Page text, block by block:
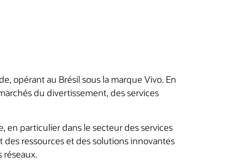
opérant au Brésil sous la marque Vivo. En
du divertissement, des services
en particulier dans le secteur des services
ressources et des solutions innovantes